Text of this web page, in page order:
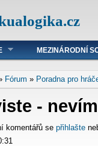
MEZINÁRODNÍ
Fórum » Poradna pro
-
komentářů se přihlašte